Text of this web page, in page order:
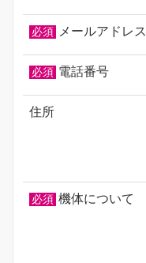
必須 メールアドレス
必須 電話番号
住所
必須 機体について